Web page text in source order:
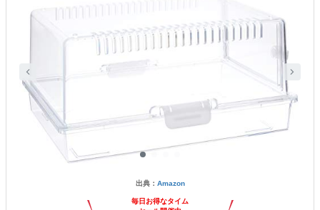
出典： Amazon
毎日お得なタイム